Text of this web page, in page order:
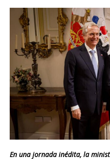
En una jornada inédita, la